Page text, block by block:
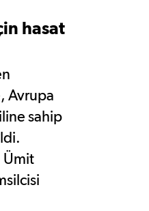
hasat
Avrupa
sahip
Ümit